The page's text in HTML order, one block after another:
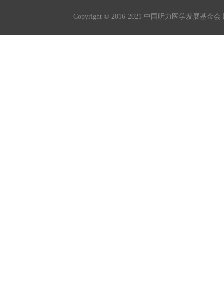
Copyright © 2016-2021 中国听力医学发展基金会